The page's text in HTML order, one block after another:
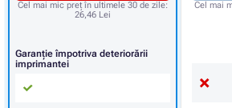
Cel mai
Cel mai mic preț în ultimele 30 de zile:
26,46 Lei
Garanție împotriva deteriorării
imprimantei